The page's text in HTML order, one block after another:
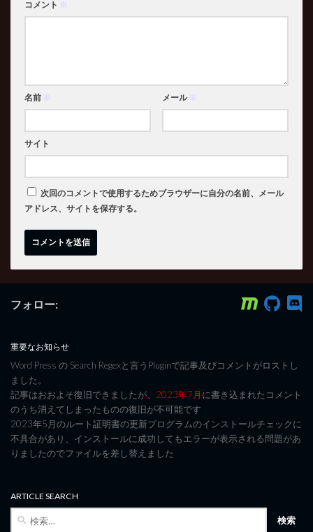
コメント ※
名前 ※ メール ※
サイト
次回のコメントで使用するためブラウザーに自分の名前、メール
アドレス、サイトを保存する。
フォロー:
重要なお知らせ
Word Press の Search Regexと言うPluginで記事及びコメントがロストし
ました。
記事はおおよそ復旧できましたが、 2023年7月に書き込まれたコメント
のうち消えてしまったものの復旧が不可能です
2023年5月のルート証明書の更新プログラムのインストールチェックに
不具合があり、インストールに成功してもエラーが表示される問題があ
りましたのでファイルを差し替えました
ARTICLE SEARCH